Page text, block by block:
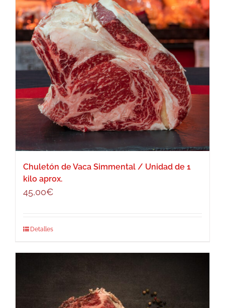
Chuletón de Vaca Simmental / Unidad de 1
kilo aprox.
45,00€
Detalles